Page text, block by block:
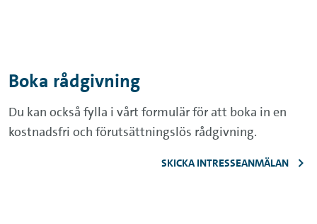
Boka rådgivning
Du kan också fylla i vårt formulär för att boka in en
kostnadsfri och förutsättningslös rådgivning.
SKICKA INTRESSEANMÄLAN